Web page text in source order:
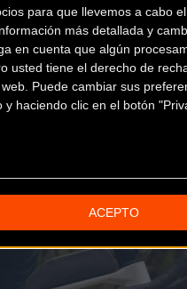
para que llevemos a cabo
más detallada y
en cuenta que algún
usted tiene el derecho de
Puede cambiar sus
haciendo clic en el botón
ACEPTO